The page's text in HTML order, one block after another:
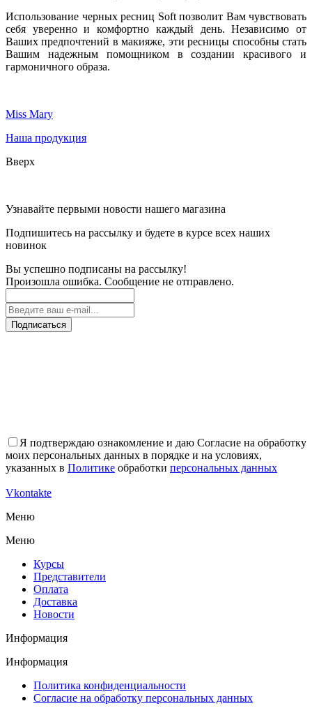
Использование черных ресниц Soft позволит Вам чувствовать
себя уверенно и комфортно каждый день. Независимо от
Ваших предпочтений в макияже, эти ресницы способны стать
Вашим надежным помощником в создании красивого и
гармоничного образа.
Miss Mary
Наша продукция
Вверх
Узнавайте первыми новости нашего магазина
Подпишитесь на рассылку и будете в курсе всех наших
новинок
Вы успешно подписаны на рассылку!
Произошла ошибка. Сообщение не отправлено.
Подписаться
Я подтверждаю ознакомление и даю Согласие на обработку
моих персональных данных в порядке и на условиях,
указанных в Политике обработки персональных данных
Vkontakte
Меню
Меню
Курсы
Представители
Оплата
Доставка
Новости
Информация
Информация
Политика конфиденциальности
Согласие на обработку персональных данных